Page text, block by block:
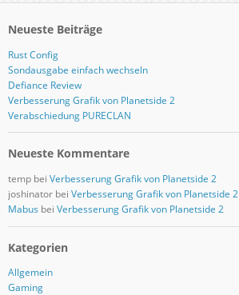
Neueste Beiträge
Rust Config
Sondausgabe einfach wechseln
Defiance Review
Verbesserung Grafik von Planetside 2
Verabschiedung PURECLAN
Neueste Kommentare
tempbei Verbesserung Grafik von Planetside 2
joshinatorbei Verbesserung Grafik von Planetside 2
Mabus bei Verbesserung Grafik von Planetside 2
Kategorien
Allgemein
Gaming